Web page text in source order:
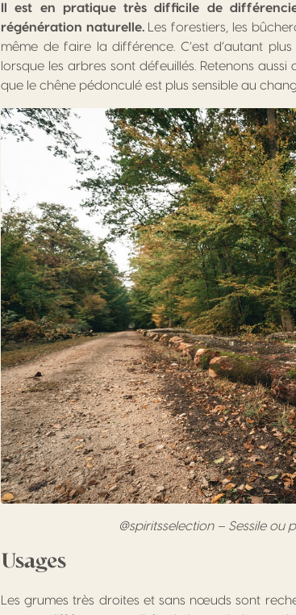
Il est en pratique très difficile de
régénération naturelle.Les forestiers, les
même de faire la différence. C’est d’autant
lorsque les arbres sont défeuillés. Retenons
que le chêne pédonculé est plus sensible au
@spiritsselection – Sessile
Usages
Les grumes très droites et sans nœuds sont